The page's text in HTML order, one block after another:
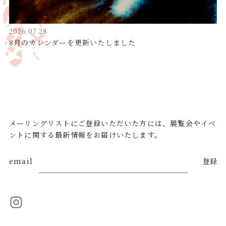
2026.07.28
8月のカレンダーを更新いたしました
メーリングリストにご登録いただいた方には、展覧会やイベ
ントに関する最新情報をお届けいたします。
email 登録